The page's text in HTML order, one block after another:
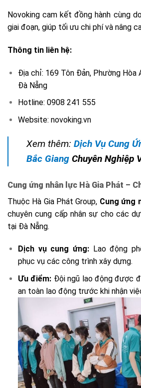
Novoking cam kết đồng hành cùng
giai đoạn, giúp tối ưu chi phí và nâng
Thông tin liên hệ:
Địa chỉ: 169 Tôn Đản, Phường Hòa
Đà Nẵng
Hotline: 0908 241 555
Website: novoking.vn
Xem thêm: Dịch Vụ Cung
Bắc Giang Chuyên Nghiệp
Cung ứng nhân lực Hà Gia Phát –
Thuộc Hà Gia Phát Group, Cung ứng
chuyên cung cấp nhân sự cho các
tại Đà Nẵng.
Dịch vụ cung ứng:Lao động
phục vụ các công trình xây dựng.
Ưu điểm: Đội ngũ lao động được
an toàn lao động trước khi nhận